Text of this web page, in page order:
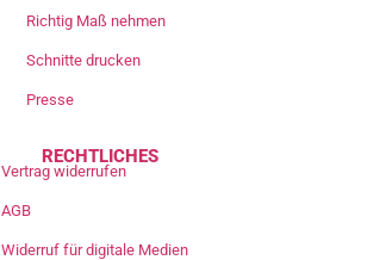
Richtig Maß nehmen
Schnitte drucken
Presse
RECHTLICHES
Vertrag widerrufen
AGB
Widerruf für digitale Medien